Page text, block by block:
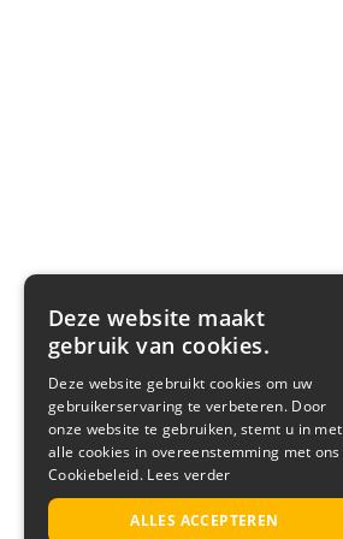
Deze website maakt
gebruik van cookies.
Deze website gebruikt cookies om uw
gebruikerservaring te verbeteren. Door
onze website te gebruiken, stemt u in met
alle cookies in overeenstemming met ons
Cookiebeleid. Lees verder
ALLES ACCEPTEREN